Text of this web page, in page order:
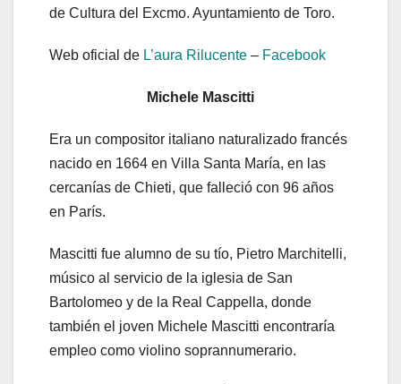
de Cultura del Excmo. Ayuntamiento de Toro.
Web oficial de L’aura Rilucente – Facebook
Michele Mascitti
Era un compositor italiano naturalizado francés
nacido en 1664 en Villa Santa María, en las
cercanías de Chieti, que falleció con 96 años
en París.
Mascitti fue alumno de su tío, Pietro Marchitelli,
músico al servicio de la iglesia de San
Bartolomeo y de la Real Cappella, donde
también el joven Michele Mascitti encontraría
empleo como violino soprannumerario.